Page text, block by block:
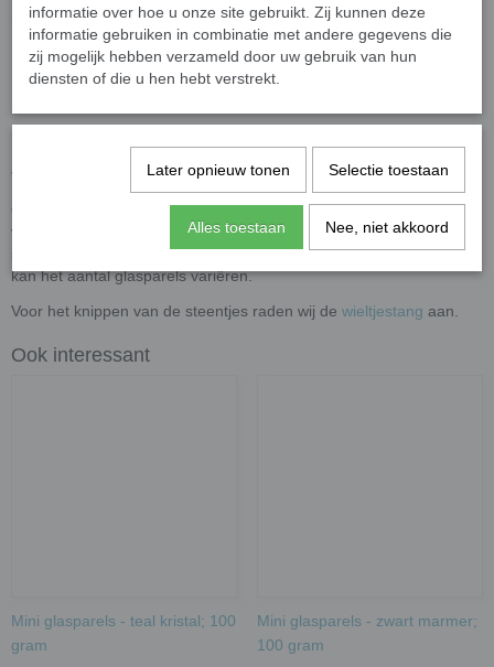
Glasparels hebben wij in 3 grootte categorieën:
Mini glasparels variërend tussen ongeveer 10 en 13 mm;
Standaard glasparels variërend tussen ongeveer 16 en 20
Toepassingen
Onze glasstenen zijn ideaal voor mozaïekwerk, maar ook perfect
voor andere creatieve knutsel- en decoratieprojecten. Let op: de
stenen worden per gewicht verkocht en door de variatie in grootte
kan het aantal glasparels variëren.
Voor het knippen van de steentjes raden wij de wieltjestang aan.
Ook interessant
Mini glasparels - teal kristal; 100
gram
Mini glasparels - zwart marmer;
100 gram
informatie over hoe u onze site gebruikt. Zij kunnen deze
informatie gebruiken in combinatie met andere gegevens die
zij mogelijk hebben verzameld door uw gebruik van hun
diensten of die u hen hebt verstrekt.
Later opnieuw tonen Selectie toestaan
Alles toestaan Nee, niet akkoord